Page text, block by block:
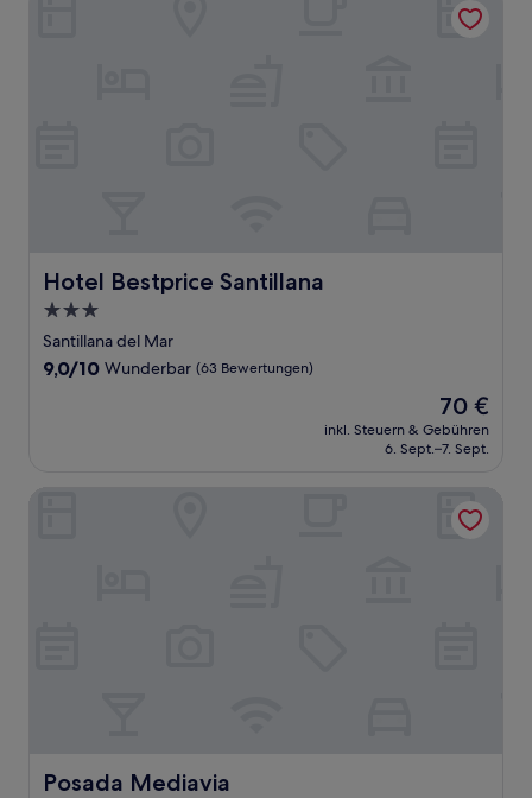
Hotel Bestprice Santillana
Hotel Bestprice Santillana
3.0-
Sterne-
Unterkunft
Santillana del Mar
9.0
9,0/10 Wunderbar (63 Bewertungen)
Der
Preis
beträgt
70 €
inkl. Steuern & Gebühren
6. Sept.–7. Sept.
Posada Mediavia
Posada Mediavia